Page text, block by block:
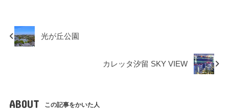
光が丘公園
カレッタ汐留 SKY VIEW
ABOUT この記事をかいた人